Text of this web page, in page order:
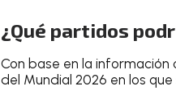
¿Qué partidos
Con base en la
del Mundial 2026 en los